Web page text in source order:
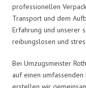
professionellen
Transport und dem
Erfahrung und unserer
reibungslosen und
Bei Umzugsmeister
auf einen umfassenden